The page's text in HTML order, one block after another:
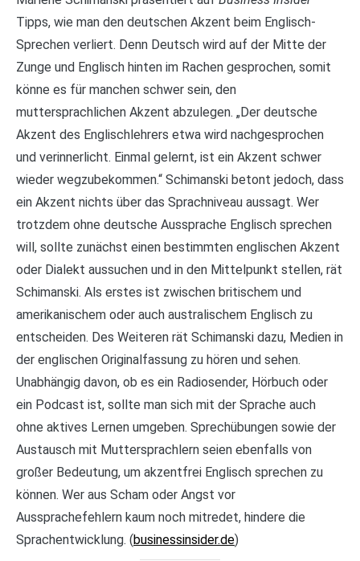
Tipps, wie man den deutschen Akzent beim Englisch-
Sprechen verliert. Denn Deutsch wird auf der Mitte der
Zunge und Englisch hinten im Rachen gesprochen, somit
könne es für manchen schwer sein, den
muttersprachlichen Akzent abzulegen. „Der deutsche
Akzent des Englischlehrers etwa wird nachgesprochen
und verinnerlicht. Einmal gelernt, ist ein Akzent schwer
wieder wegzubekommen.“ Schimanski betont jedoch, dass
ein Akzent nichts über das Sprachniveau aussagt. Wer
trotzdem ohne deutsche Aussprache Englisch sprechen
will, sollte zunächst einen bestimmten englischen Akzent
oder Dialekt aussuchen und in den Mittelpunkt stellen, rät
Schimanski. Als erstes ist zwischen britischem und
amerikanischem oder auch australischem Englisch zu
entscheiden. Des Weiteren rät Schimanski dazu, Medien in
der englischen Originalfassung zu hören und sehen.
Unabhängig davon, ob es ein Radiosender, Hörbuch oder
ein Podcast ist, sollte man sich mit der Sprache auch
ohne aktives Lernen umgeben. Sprechübungen sowie der
Austausch mit Muttersprachlern seien ebenfalls von
großer Bedeutung, um akzentfrei Englisch sprechen zu
können. Wer aus Scham oder Angst vor
Aussprachefehlern kaum noch mitredet, hindere die
Sprachentwicklung. (businessinsider.de)